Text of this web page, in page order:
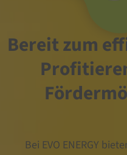
Bereit zum
Bei EVO ENERGY